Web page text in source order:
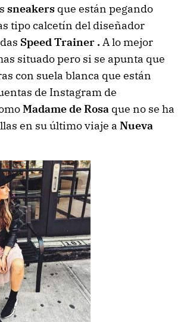
sneakers que están pegando
tipo calcetín del diseñador
Speed Trainer . A lo mejor
situado pero si se apunta que
con suela blanca que están
de Instagram de
Madame de Rosa que no se ha
en su último viaje a Nueva